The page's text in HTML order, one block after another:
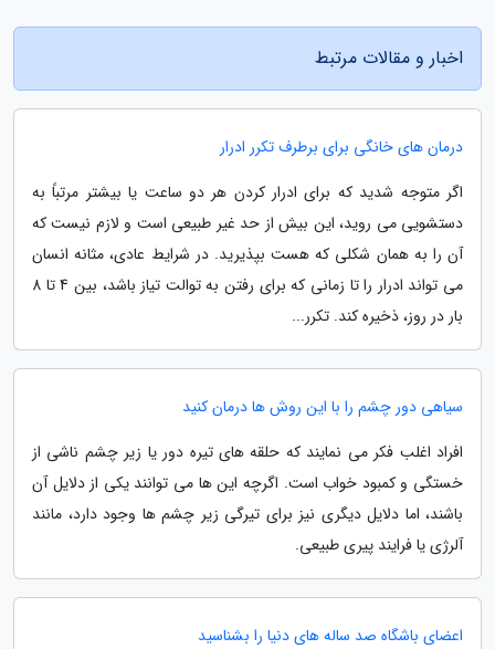
اخبار و مقالات مرتبط
درمان های خانگی برای برطرف تکرر ادرار
اگر متوجه شدید که برای ادرار کردن هر دو ساعت یا بیشتر مرتباً به
دستشویی می روید، این بیش از حد غیر طبیعی است و لازم نیست که
آن را به همان شکلی که هست بپذیرید. در شرایط عادی، مثانه انسان
می تواند ادرار را تا زمانی که برای رفتن به توالت تیاز باشد، بین 4 تا 8
بار در روز، ذخیره کند. تکرر...
سیاهی دور چشم را با این روش ها درمان کنید
افراد اغلب فکر می نمایند که حلقه های تیره دور یا زیر چشم ناشی از
خستگی و کمبود خواب است. اگرچه این ها می توانند یکی از دلایل آن
باشند، اما دلایل دیگری نیز برای تیرگی زیر چشم ها وجود دارد، مانند
آلرژی یا فرایند پیری طبیعی.
اعضای باشگاه صد ساله های دنیا را بشناسید